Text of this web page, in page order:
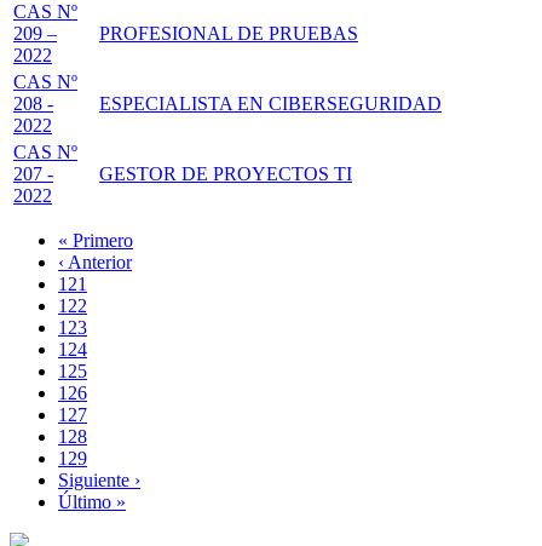
CAS Nº
209 –
2022
PROFESIONAL DE PRUEBAS
CAS Nº
208 -
2022
ESPECIALISTA EN CIBERSEGURIDAD
CAS Nº
207 -
2022
GESTOR DE PROYECTOS TI
Paginación
Primera
página
« Primero
Página
anterior
‹ Anterior
Page
121
Page
122
Page
123
Page
124
Página
actual
125
Page
126
Page
127
Page
128
Page
129
Siguiente
página
Siguiente ›
Última
Último »